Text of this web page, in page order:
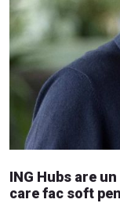
ING Hubs are
care fac soft